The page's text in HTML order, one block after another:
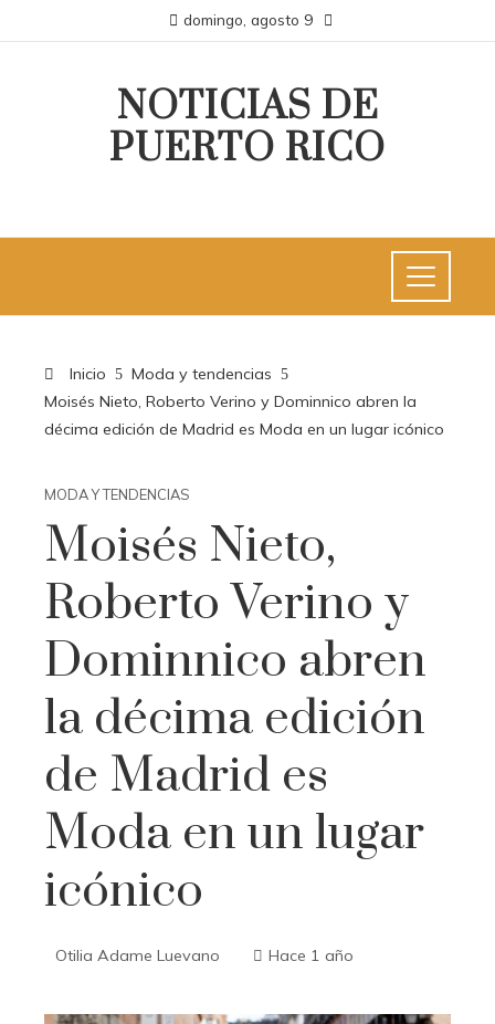
domingo, agosto 9
NOTICIAS DE
PUERTO RICO
Inicio
Moda y tendencias
Moisés Nieto, Roberto Verino y Dominnico abren la
décima edición de Madrid es Moda en un lugar icónico
MODA Y TENDENCIAS
Moisés Nieto,
Roberto Verino y
Dominnico abren
la décima edición
de Madrid es
Moda en un lugar
icónico
Otilia Adame Luevano Hace 1 año